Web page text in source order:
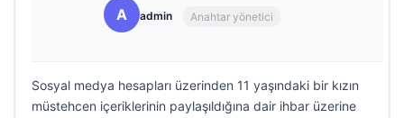
A admin Anahtar yönetici
Sosyal medya hesapları üzerinden 11 yaşındaki bir kızın
müstehcen içeriklerinin paylaşıldığına dair ihbar üzerine